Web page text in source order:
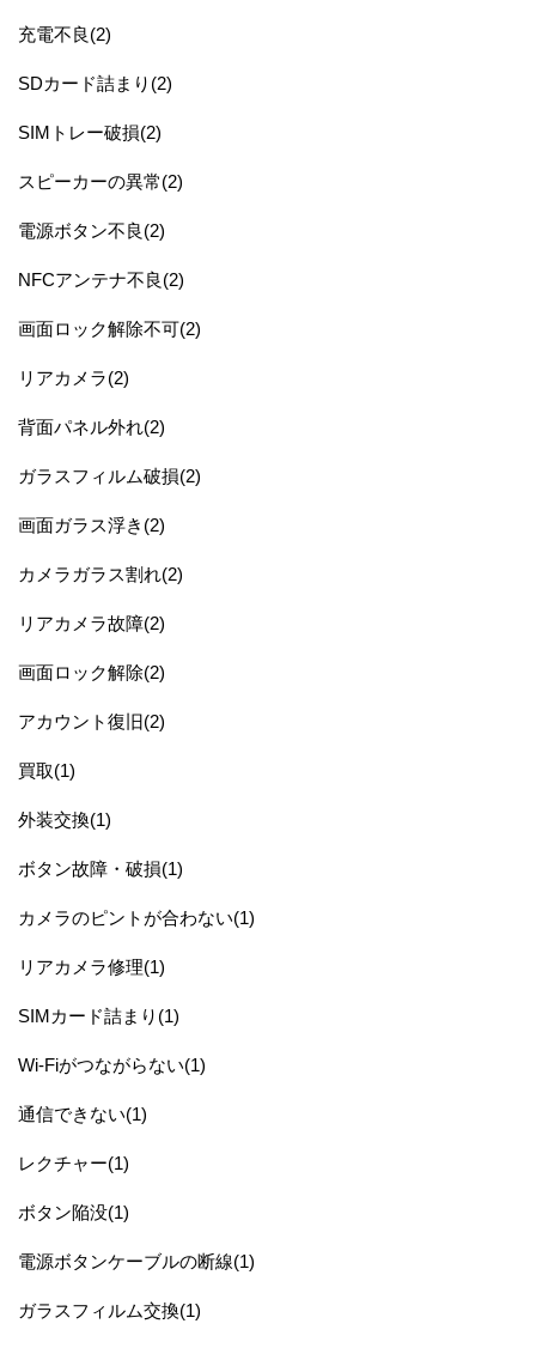
充電不良(2)
SDカード詰まり(2)
SIMトレー破損(2)
スピーカーの異常(2)
電源ボタン不良(2)
NFCアンテナ不良(2)
画面ロック解除不可(2)
リアカメラ(2)
背面パネル外れ(2)
ガラスフィルム破損(2)
画面ガラス浮き(2)
カメラガラス割れ(2)
リアカメラ故障(2)
画面ロック解除(2)
アカウント復旧(2)
買取(1)
外装交換(1)
ボタン故障・破損(1)
カメラのピントが合わない(1)
リアカメラ修理(1)
SIMカード詰まり(1)
Wi-Fiがつながらない(1)
通信できない(1)
レクチャー(1)
ボタン陥没(1)
電源ボタンケーブルの断線(1)
ガラスフィルム交換(1)